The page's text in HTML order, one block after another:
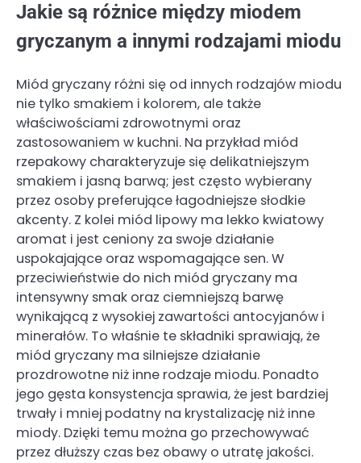
Jakie są różnice między miodem
gryczanym a innymi rodzajami miodu
Miód gryczany różni się od innych rodzajów miodu
nie tylko smakiem i kolorem, ale także
właściwościami zdrowotnymi oraz
zastosowaniem w kuchni. Na przykład miód
rzepakowy charakteryzuje się delikatniejszym
smakiem i jasną barwą; jest często wybierany
przez osoby preferujące łagodniejsze słodkie
akcenty. Z kolei miód lipowy ma lekko kwiatowy
aromat i jest ceniony za swoje działanie
uspokajające oraz wspomagające sen. W
przeciwieństwie do nich miód gryczany ma
intensywny smak oraz ciemniejszą barwę
wynikającą z wysokiej zawartości antocyjanów i
minerałów. To właśnie te składniki sprawiają, że
miód gryczany ma silniejsze działanie
prozdrowotne niż inne rodzaje miodu. Ponadto
jego gęsta konsystencja sprawia, że jest bardziej
trwały i mniej podatny na krystalizację niż inne
miody. Dzięki temu można go przechowywać
przez dłuższy czas bez obawy o utratę jakości.